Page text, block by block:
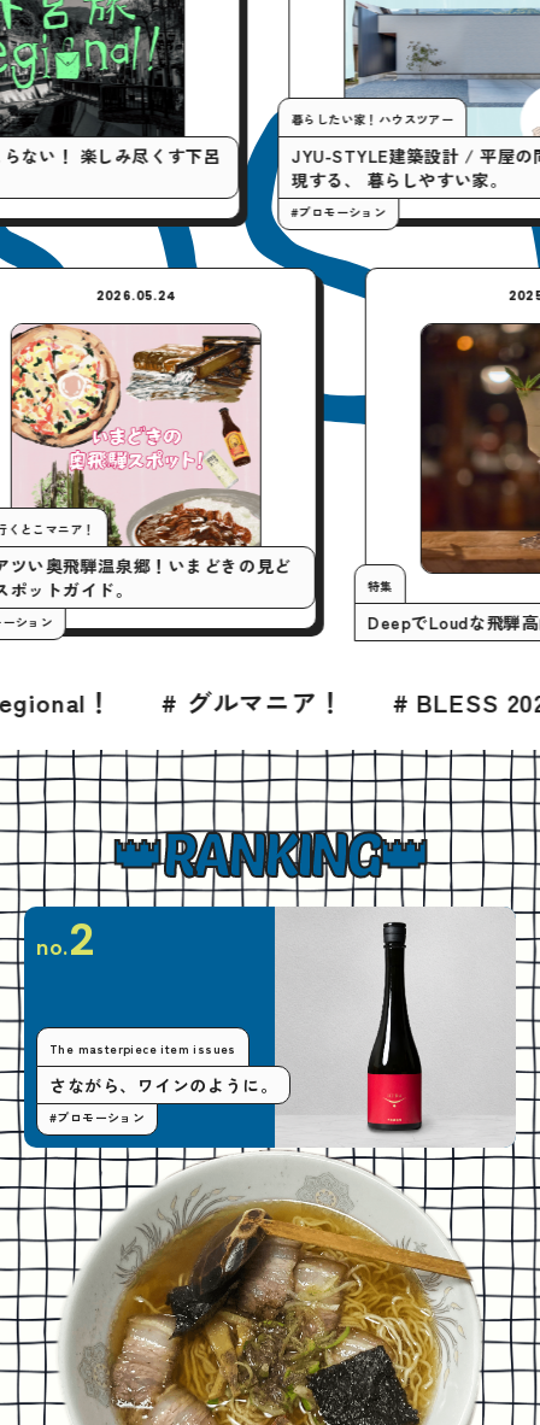
み尽くす下呂
暮らしたい家！ハウスツアー
JYU-STYLE建築設計 / 平屋の間取りで実
現する、 暮らしやすい家。
#プロモーション
2026.05.24
今月の行くとこマニア！
いまアツい奥飛騨温泉郷！いまどきの見ど
ころスポットガイド。
#プロモーション Deepで
ルマニア！ # BLESS 2026年8月号
RANKING
no.2
The masterpiece item issues
さながら、ワインのように。
#プロモーション